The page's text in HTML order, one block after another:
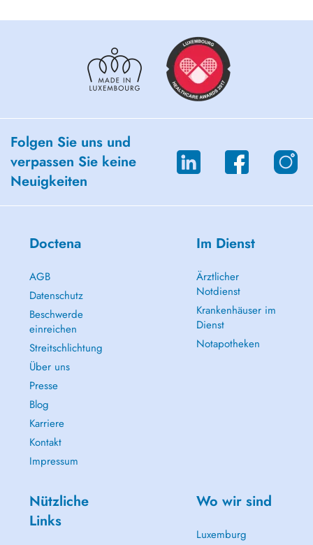
Folgen Sie uns und
verpassen Sie keine
Neuigkeiten
Doctena
AGB
Datenschutz
Beschwerde
einreichen
Streitschlichtung
Über uns
Presse
Blog
Karriere
Kontakt
Impressum
Im Dienst
Ärztlicher
Notdienst
Krankenhäuser im
Dienst
Notapotheken
Nützliche
Links
Wo wir sind
Luxemburg